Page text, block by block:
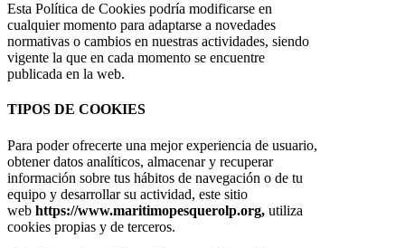
Esta Política de Cookies podría modificarse en
cualquier momento para adaptarse a novedades
normativas o cambios en nuestras actividades, siendo
vigente la que en cada momento se encuentre
publicada en la web.
TIPOS DE COOKIES
Para poder ofrecerte una mejor experiencia de usuario,
obtener datos analíticos, almacenar y recuperar
información sobre tus hábitos de navegación o de tu
equipo y desarrollar su actividad, este sitio
web https://www.maritimopesquerolp.org, utiliza
cookies propias y de terceros.